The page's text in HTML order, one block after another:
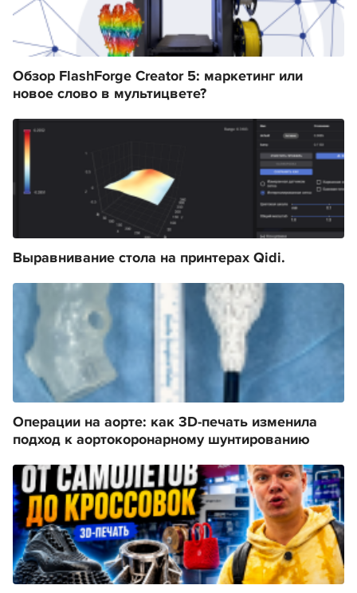
Обзор FlashForge Creator 5: маркетинг или
новое слово в мультицвете?
Выравнивание стола на принтерах Qidi.
Операции на аорте: как 3D-печать изменила
подход к аортокоронарному шунтированию